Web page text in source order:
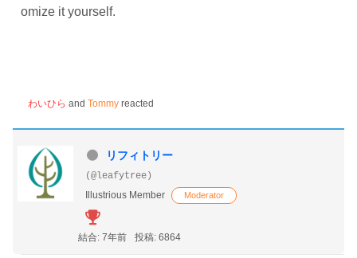
omize it yourself.
わいひら and Tommy reacted
リフィトリー
(@leafytree)
Illustrious Member
Moderator
結合: 7年前 投稿: 6864